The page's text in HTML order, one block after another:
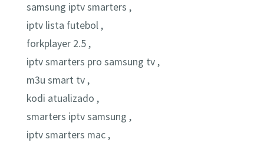
samsung iptv smarters ,
iptv lista futebol ,
forkplayer 2.5 ,
iptv smarters pro samsung tv ,
m3u smart tv ,
kodi atualizado ,
smarters iptv samsung ,
iptv smarters mac ,